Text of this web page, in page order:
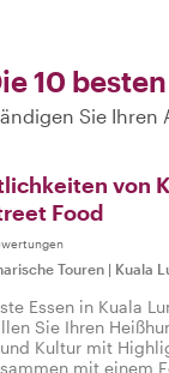
10
Sie
von
Food
Touren | Kuala
Essen in Kuala
Sie Ihren
Kultur mit
mit einem